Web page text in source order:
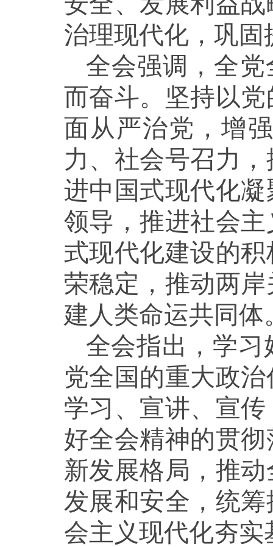
治理现代化，巩
全会强调，全党
而奋斗。坚持以
面从严治党，增
力、社会号召力
进中国式现代化
领导，推进社会
式现代化建设的
荣稳定，推动两
建人类命运共同体
全会指出，学
党全国的重大政
学习、宣讲、宣
好全会精神的贯
新发展格局，推
发展和安全，统
会主义现代化夯实